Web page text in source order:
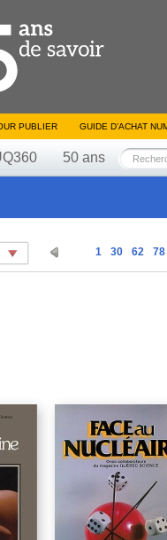
PUBLIER GUIDE D’ACHAT
50 ans
1 30 62 78